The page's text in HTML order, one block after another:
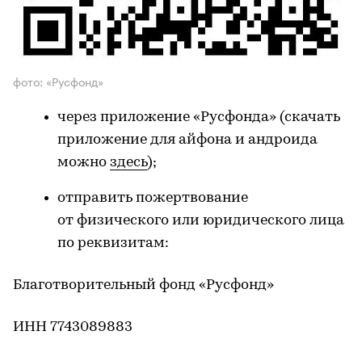
фото: «Русфонд»
через приложение «Русфонда» (скачать
приложение для айфона и андроида
можно здесь);
отправить пожертвование
от физического или юридического лица
по реквизитам:
Благотворительный фонд «Русфонд»
ИНН 7743089883